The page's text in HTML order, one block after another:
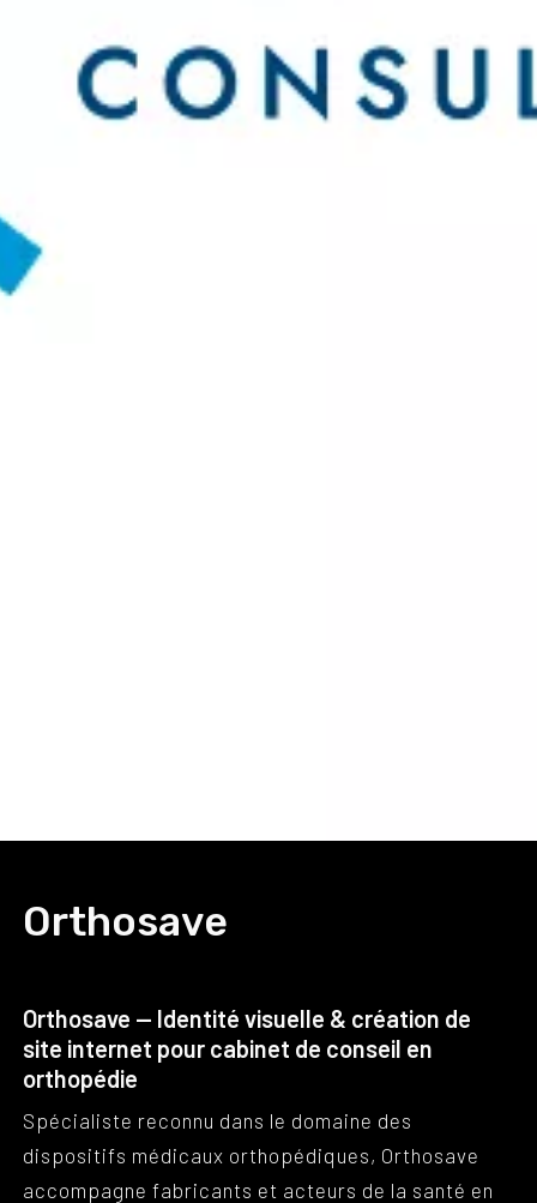
Orthosave
Orthosave — Identité visuelle & création de
site internet pour cabinet de conseil en
orthopédie
Spécialiste reconnu dans le domaine des
dispositifs médicaux orthopédiques, Orthosave
accompagne fabricants et acteurs de la santé en